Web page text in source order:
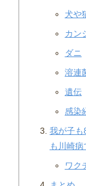
犬や
カン
ダニ
溶連
遺伝
感染
我が子も
も川崎病
ワク